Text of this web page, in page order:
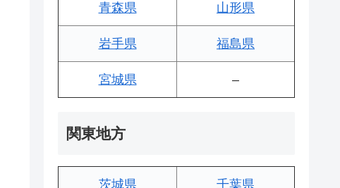
青森県 山形県
岩手県 福島県
宮城県 –
関東地方
茨城県 千葉県